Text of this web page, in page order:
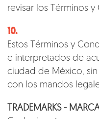
revisar los Términos
10.
Estos Términos y
e interpretados de
ciudad de México,
con los mandos
TRADEMARKS -